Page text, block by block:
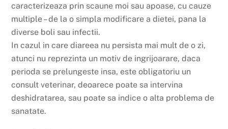
caracterizeaza prin scaune moi sau apoase, cu cauze
multiple – de la o simpla modificare a dietei, pana la
diverse boli sau infectii.
In cazul in care diareea nu persista mai mult de o zi,
atunci nu reprezinta un motiv de ingrijoarare, daca
perioda se prelungeste insa, este obligatoriu un
consult veterinar, deoarece poate sa intervina
deshidratarea, sau poate sa indice o alta problema de
sanatate.